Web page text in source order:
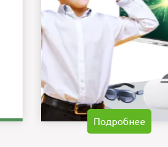
Подробнее